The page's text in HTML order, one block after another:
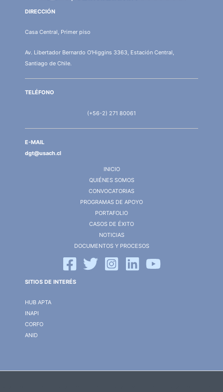
DIRECCIÓN
Casa Central, Primer piso
Av. Libertador Bernardo O'Higgins 3363, Estación Central,
Santiago de Chile.
TELÉFONO
(+56-2) 271 80061
E-MAIL
dgt@usach.cl
INICIO
QUIÉNES SOMOS
CONVOCATORIAS
PROGRAMAS DE APOYO
PORTAFOLIO
CASOS DE ÉXITO
NOTICIAS
DOCUMENTOS Y PROCESOS
SITIOS DE INTERÉS
HUB APTA
INAPI
CORFO
ANID